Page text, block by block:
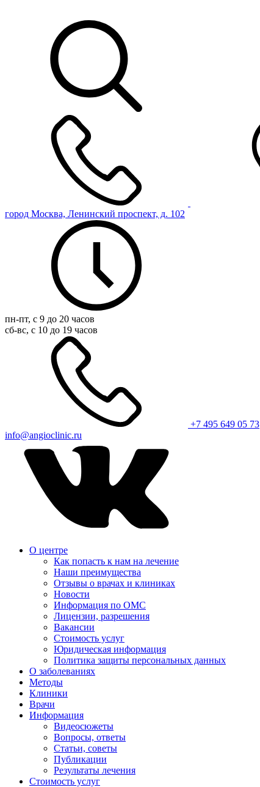
город Москва, Ленинский проспект, д. 102
пн-пт, с 9 до 20 часов
сб-вс, с 10 до 19 часов
+7 495 649 05 73
info@angioclinic.ru
О центре
Как попасть к нам на лечение
Наши преимущества
Отзывы о врачах и клиниках
Новости
Информация по ОМС
Лицензии, разрешения
Вакансии
Стоимость услуг
Юридическая информация
Политика защиты персональных данных
О заболеваниях
Методы
Клиники
Врачи
Информация
Видеосюжеты
Вопросы, ответы
Статьи, советы
Публикации
Результаты лечения
Стоимость услуг